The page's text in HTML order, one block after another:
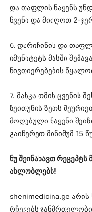
და თაფლის ნაყენს
წვენი და მიიღოთ 2-
6. დარიჩინის და
იმუნიტეტს მასში
ნივთიერებების
7. მასკა თმის ცვენის
ზეითუნის ზეთს
მოღებული ნაყენი
გაიჩერეთ მინიმუმ 15
ნუ შეინახავთ
ახლობლებს!
shenimedicina.ge
რჩევებს